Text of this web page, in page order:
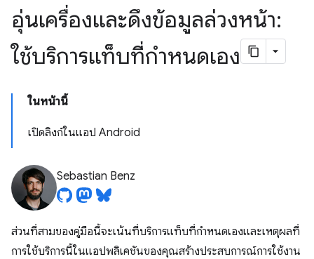
อุ่นเครื่องและดึงข้อมูลล่วงหน้า:
ใช้บริการแท็บที่กำหนดเอง
ในหน้านี้
เปิดลิงก์ในแอป Android
Sebastian Benz
ส่วนที่สามของคู่มือนี้จะเน้นที่บริการแท็บที่กำหนดเองและเหตุผลที่
การใช้บริการนี้ในแอปพลิเคชันของคุณสร้างประสบการณ์การใช้งาน